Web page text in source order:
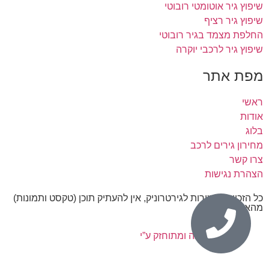
שיפוץ גיר אוטומטי רובוטי
שיפוץ גיר רציף
החלפת מצמד בגיר רובוטי
שיפוץ גיר לרכבי יוקרה
מפת אתר
ראשי
אודות
בלוג
מחירון גירים לרכב
צרו קשר
הצהרת נגישות
כל הזכויות שמורות לגירטרוניק, אין להעתיק תוכן (טקסט ותמונות)
מהאתר.
נבנה ומתוחזק ע”י